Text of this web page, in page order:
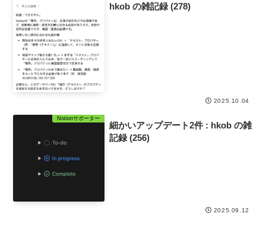
hkob の雑記録 (278)
2025.10.04
Notionサポーター
細かいアップデート2件 : hkob の雑
記録 (256)
2025.09.12